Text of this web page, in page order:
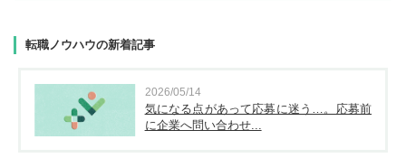
転職ノウハウの新着記事
2026/05/14
気になる点があって応募に迷う…。応募前
に企業へ問い合わせ...